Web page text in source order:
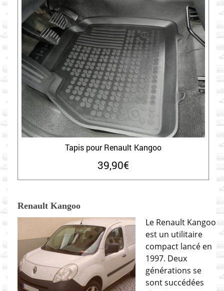
Tapis pour Renault Kangoo
39,90€
Renault Kangoo
Le Renault Kangoo
est un utilitaire
compact lancé en
1997. Deux
générations se
sont succédées